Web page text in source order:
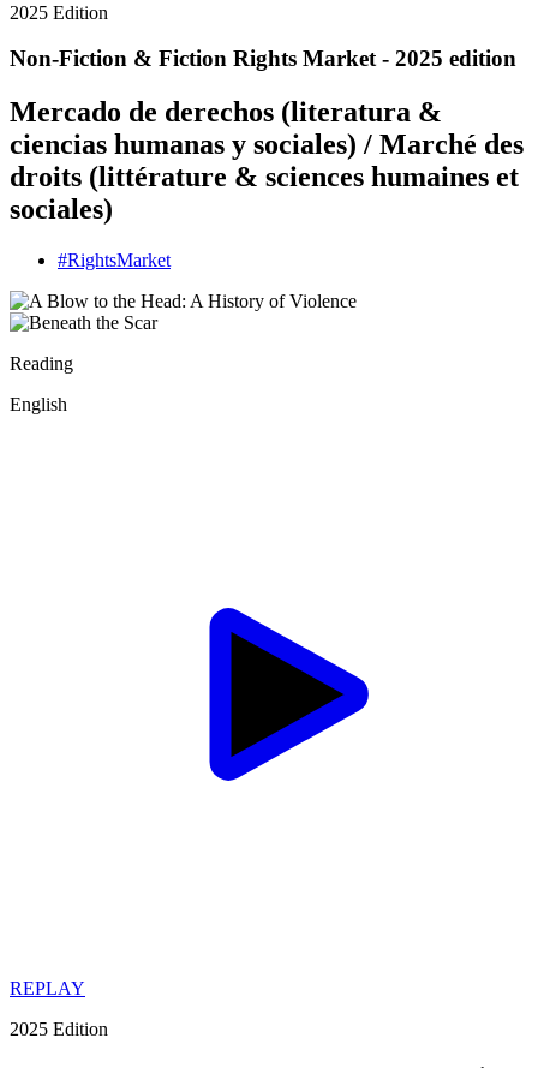
2025 Edition
Non-Fiction & Fiction Rights Market - 2025 edition
Mercado de derechos (literatura &
ciencias humanas y sociales) / Marché des
droits (littérature & sciences humaines et
sociales)
#RightsMarket
Reading
English
REPLAY
2025 Edition